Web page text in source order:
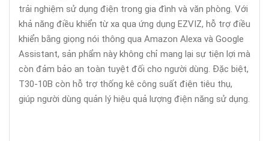
trải nghiệm sử dụng điện trong gia đình và văn phòng. Với
khả năng điều khiển từ xa qua ứng dụng EZVIZ, hỗ trợ điều
khiển bằng giọng nói thông qua Amazon Alexa và Google
Assistant, sản phẩm này không chỉ mang lại sự tiện lợi mà
còn đảm bảo an toàn tuyệt đối cho người dùng. Đặc biệt,
T30-10B còn hỗ trợ thống kê công suất điện tiêu thụ,
giúp người dùng quản lý hiệu quả lượng điện năng sử dụng.